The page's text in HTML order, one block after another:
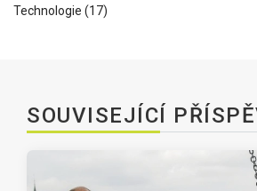
Technologie (17)
SOUVISEJÍCÍ